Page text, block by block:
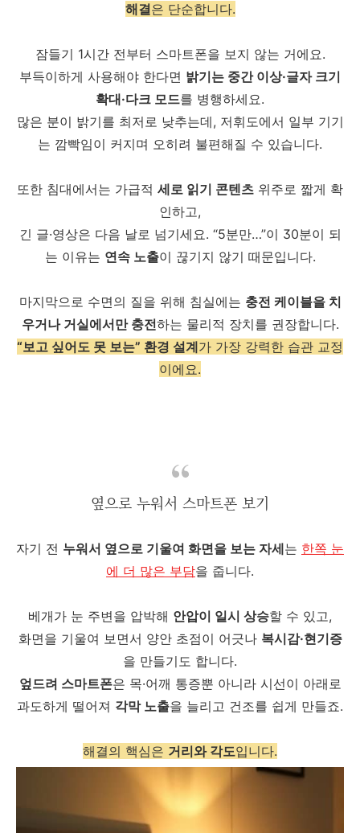
해결은 단순합니다.
잠들기 1시간 전부터 스마트폰을 보지 않는 거에요.
부득이하게 사용해야 한다면 밝기는 중간 이상·글자 크기
확대·다크 모드를 병행하세요.
많은 분이 밝기를 최저로 낮추는데, 저휘도에서 일부 기기
는 깜빡임이 커지며 오히려 불편해질 수 있습니다.
또한 침대에서는 가급적 세로 읽기 콘텐츠 위주로 짧게 확
인하고,
긴 글·영상은 다음 날로 넘기세요. “5분만…”이 30분이 되
는 이유는 연속 노출이 끊기지 않기 때문입니다.
마지막으로 수면의 질을 위해 침실에는 충전 케이블을 치
우거나 거실에서만 충전하는 물리적 장치를 권장합니다.
“보고 싶어도 못 보는” 환경 설계가 가장 강력한 습관 교정
이에요.
옆으로 누워서 스마트폰 보기
자기 전 누워서 옆으로 기울여 화면을 보는 자세는 한쪽 눈
에 더 많은 부담을 줍니다.
베개가 눈 주변을 압박해 안압이 일시 상승할 수 있고,
화면을 기울여 보면서 양안 초점이 어긋나 복시감·현기증
을 만들기도 합니다.
엎드려 스마트폰은 목·어깨 통증뿐 아니라 시선이 아래로
과도하게 떨어져 각막 노출을 늘리고 건조를 쉽게 만들죠.
해결의 핵심은 거리와 각도입니다.